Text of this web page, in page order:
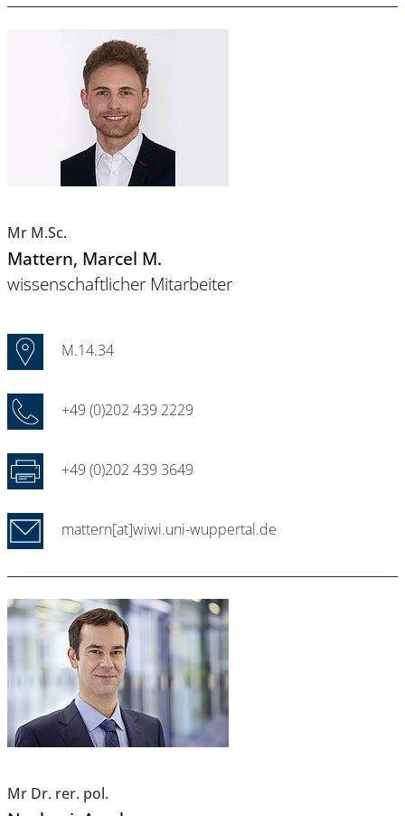
Mr M.Sc.
Mattern, Marcel M.
wissenschaftlicher Mitarbeiter
M.14.34
+49 (0)202 439 2229
+49 (0)202 439 3649
mattern[at]wiwi.uni-wuppertal.de
Mr Dr. rer. pol.